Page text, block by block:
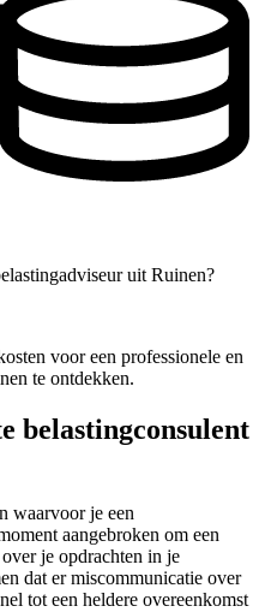
uit Ruinen?
voor een professionele en
te ontdekken.
belastingconsulent
waarvoor je een
aangebroken om een
je opdrachten in je
dat er miscommunicatie over
tot een heldere overeenkomst